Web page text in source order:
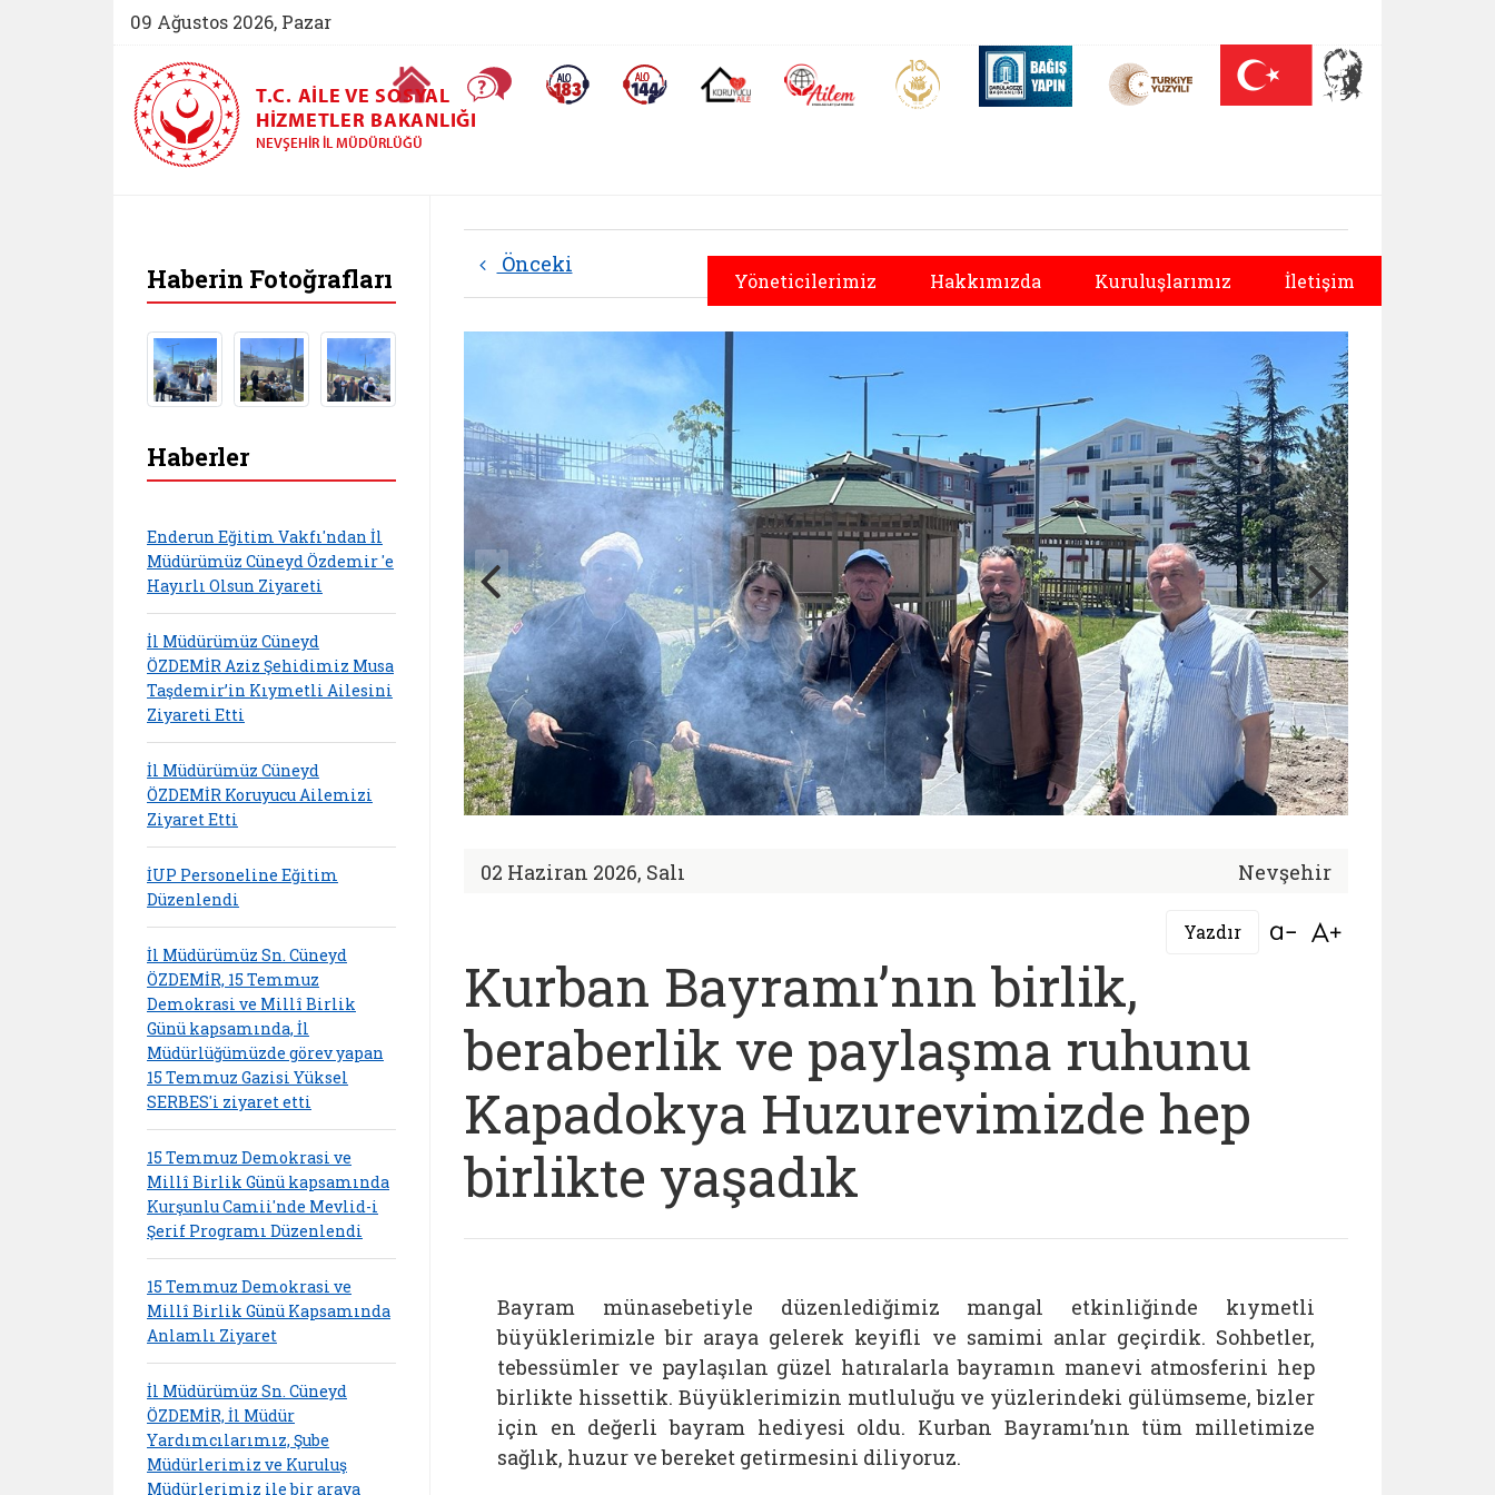
09 Ağustos 2026, Pazar
Ana Sayfa Sıkça Sorulan SorularAlo 183 (yeni sekmede açılır)Alo 144 (yeni sekmede açılır)Koruyucu Aile (yeni sekmede açılır)
AİLEM İletişim Merkezi (yeni sekmede açılır)
Aile ve Nüfus On Yılı (yeni sekmede açılır)Darülaceze bağış sayfası (yeni sekmede açılır)
T.C. AILE VE SOSYAL
HIZMETLER BAKANLIĞI
NEVŞEHIR İL MÜDÜRLÜĞÜ
Yöneticilerimiz Hakkımızda Kuruluşlarımız İletişim
Önceki Sonraki
02 Haziran 2026, Salı Nevşehir
Yazdır Bağlantıyı aç
Kurban Bayramı’nın birlik,
beraberlik ve paylaşma ruhunu
Kapadokya Huzurevimizde hep
birlikte yaşadık
Bayram münasebetiyle düzenlediğimiz mangal etkinliğinde kıymetli
büyüklerimizle bir araya gelerek keyifli ve samimi anlar geçirdik. Sohbetler,
tebessümler ve paylaşılan güzel hatıralarla bayramın manevi atmosferini hep
birlikte hissettik. Büyüklerimizin mutluluğu ve yüzlerindeki gülümseme, bizler
için en değerli bayram hediyesi oldu. Kurban Bayramı’nın tüm milletimize
sağlık, huzur ve bereket getirmesini diliyoruz.
Haberin Fotoğrafları
Haberler
Enderun Eğitim Vakfı'ndan İl
Müdürümüz Cüneyd Özdemir 'e
Hayırlı Olsun Ziyareti
İl Müdürümüz Cüneyd
ÖZDEMİR Aziz Şehidimiz Musa
Taşdemir’in Kıymetli Ailesini
Ziyareti Etti
İl Müdürümüz Cüneyd
ÖZDEMİR Koruyucu Ailemizi
Ziyaret Etti
İUP Personeline Eğitim
Düzenlendi
İl Müdürümüz Sn. Cüneyd
ÖZDEMİR, 15 Temmuz
Demokrasi ve Millî Birlik
Günü kapsamında, İl
Müdürlüğümüzde görev yapan
15 Temmuz Gazisi Yüksel
SERBES'i ziyaret etti
15 Temmuz Demokrasi ve
Millî Birlik Günü kapsamında
Kurşunlu Camii'nde Mevlid-i
Şerif Programı Düzenlendi
15 Temmuz Demokrasi ve
Millî Birlik Günü Kapsamında
Anlamlı Ziyaret
İl Müdürümüz Sn. Cüneyd
ÖZDEMİR, İl Müdür
Yardımcılarımız, Şube
Müdürlerimiz ve Kuruluş
Müdürlerimiz ile bir araya